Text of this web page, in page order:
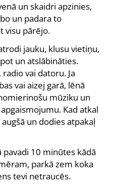
un skaidri apzinies,
un padara to
visu pārējo.
jauku, klusu vietiņu,
un atslābināties.
vai datoru. Ja
vai aizej garā, lēnā
mūziku un
Kad atkal
un dodies atpakaļ
pavadi 10 minūtes kādā
parkā zem koka
tevi netraucēs.